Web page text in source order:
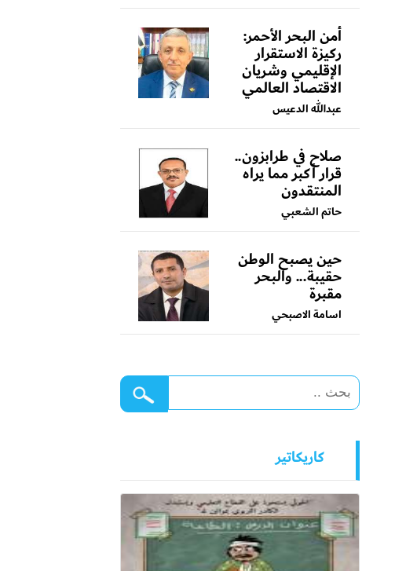
أمن البحر الأحمر:
ركيزة الاستقرار
الإقليمي وشريان
الاقتصاد العالمي
عبدالله الدعيس
صلاح في طرابزون..
قرار أكبر مما يراه
المنتقدون
حاتم الشعبي
حين يصبح الوطن
حقيبة... والبحر
مقبرة
اسامة الاصبحي
كاريكاتير